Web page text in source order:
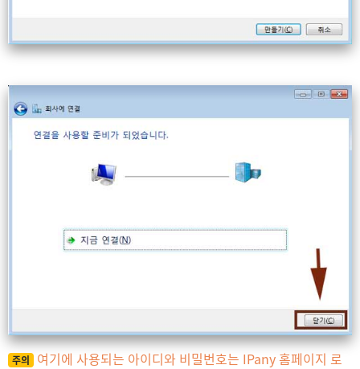
주의
여기에 사용되는 아이디와 비밀번호는 IPany 홈페이지 로